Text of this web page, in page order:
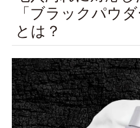
「ブラックパウ
とは？